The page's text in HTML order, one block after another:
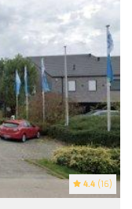
4.4 (16)